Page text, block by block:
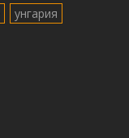
унгария